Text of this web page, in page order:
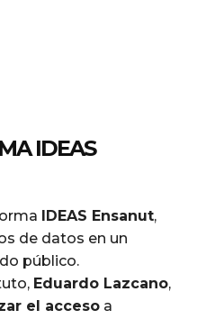
IDEAS
IDEAS Ensanut,
de datos en un
público.
Eduardo Lazcano,
el acceso a